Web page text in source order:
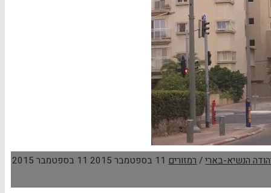
הנשיא-בארי/ רמזורים 11 בספטמבר 2015
11 בספטמבר 2015